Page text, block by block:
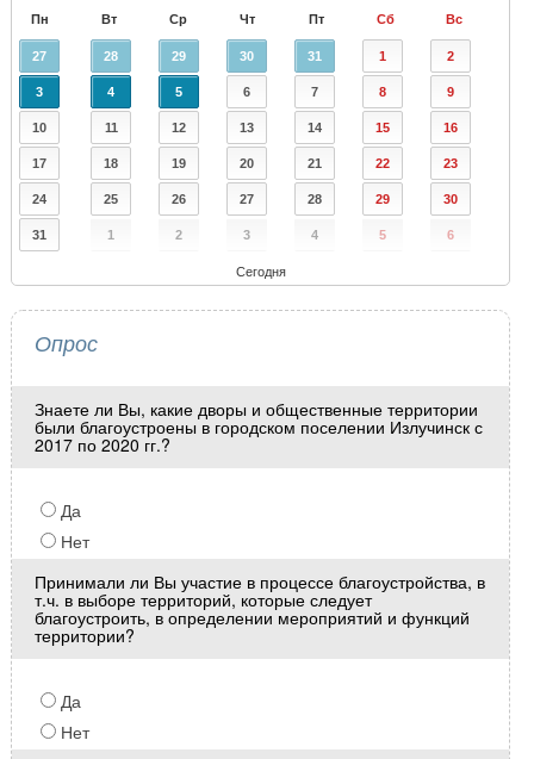
Пн Вт Ср Чт Пт Сб Вс
27 28 29 30 31 1 2
3 4 5 6 7 8 9
10 11 12 13 14 15 16
17 18 19 20 21 22 23
24 25 26 27 28 29 30
31 1 2 3 4 5 6
Сегодня
Опрос
Знаете ли Вы, какие дворы и общественные территории
были благоустроены в городском поселении Излучинск с
2017 по 2020 гг.?
Да
Нет
Принимали ли Вы участие в процессе благоустройства, в
т.ч. в выборе территорий, которые следует
благоустроить, в определении мероприятий и функций
территории?
Да
Нет